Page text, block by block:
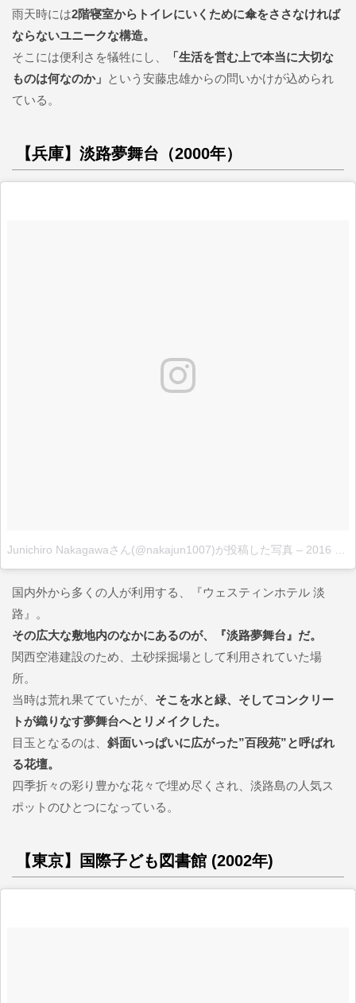
雨天時には2階寝室からトイレにいくために傘をささなければ
ならないユニークな構造。
そこには便利さを犠牲にし、
「生活を営む上で本当に大切な
ものは何なのか」 という安藤忠雄からの問いかけが込められ
ている。
【兵庫】淡路夢舞台（2000年）
Junichiro Nakagawaさん(@nakajun1007)が投稿した写真 – 2016 5月 21 12:10午前 PDT
国内外から多くの人が利用する、『ウェスティンホテル 淡
路』。
その広大な敷地内のなかにあるのが、『淡路夢舞台』だ。
関西空港建設のため、土砂採掘場として利用されていた場
所。
当時は荒れ果てていたが、 そこを水と緑、そしてコンクリー
トが織りなす夢舞台へとリメイクした。
目玉となるのは、 斜面いっぱいに広がった”百段苑”と呼ばれ
る花壇。
四季折々の彩り豊かな花々で埋め尽くされ、淡路島の人気ス
ポットのひとつになっている。
【東京】国際子ども図書館 (2002年)